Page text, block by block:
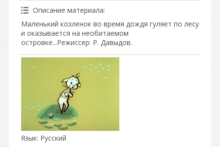
Описание материала:
Маленький козленок во время дождя гуляет по лесу
и оказывается на необитаемом
островке...Режиссер: Р. Давыдов.
Язык: Русский